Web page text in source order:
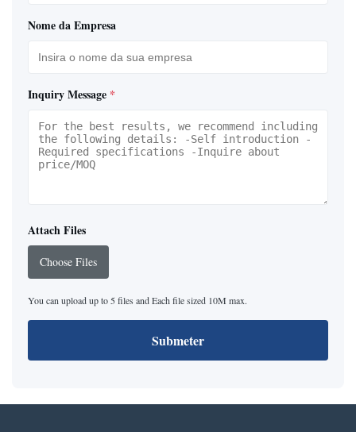
Nome da Empresa
Inquiry Message *
Attach Files
Choose Files
You can upload up to 5 files and Each file sized 10M max.
Submeter